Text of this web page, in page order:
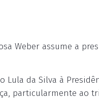
Weber assume a
Lula da Silva à
particularmente ao